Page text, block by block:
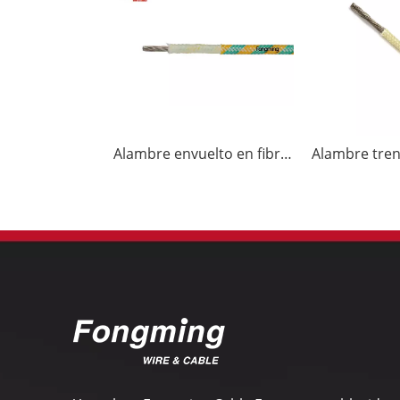
Alambre envuelto en fibra de vidrio 350C 600V